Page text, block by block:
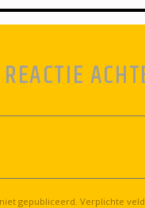
gepubliceerd. Verplichte